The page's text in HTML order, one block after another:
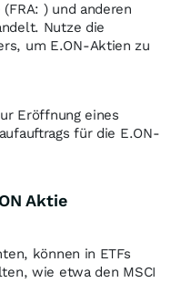
) und anderen
Nutze die
um E.ON-Aktien zu
Eröffnung eines
für die E.ON-
Aktie
können in ETFs
wie etwa den MSCI